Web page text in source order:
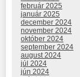
február 2025
január 2025
december 2024
november 2024
október 2024
september 2024
august 2024
júl 2024
jún 2024